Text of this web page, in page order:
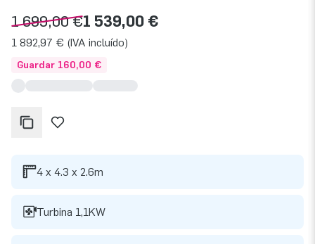
1 699,00 €1 539,00 €
1 892,97 € (IVA incluído)
Guardar 160,00 €
4 x 4.3 x 2.6m
Turbina 1,1KW